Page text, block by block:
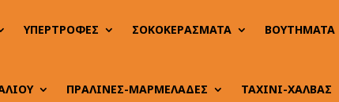
ΥΠΕΡΤΡΟΦΕΣ ΣΟΚΟΚΕΡΑΣΜΑΤΑ ΒΟΥΤΗΜΑΤΑ
ΠΡΑΛΙΝΕΣ-ΜΑΡΜΕΛΑΔΕΣ ΤΑΧΙΝΙ-ΧΑΛΒΑΣ